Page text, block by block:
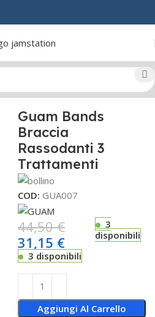
Guam Bands
Braccia
Rassodanti 3
Trattamenti
COD: GUA007
44,50€
31,15 €
3
disponibili
3 disponibili
Aggiungi Al Carrello